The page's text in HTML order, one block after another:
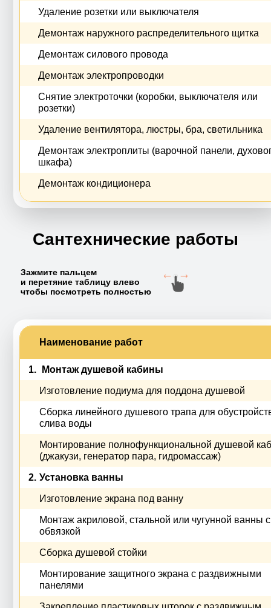
Удаление розетки или выключателя
Демонтаж наружного распределительного щитка
Демонтаж силового провода
Демонтаж электропроводки
Снятие электроточки (коробки, выключателя или
розетки)
Удаление вентилятора, люстры, бра, светильника
Демонтаж электроплиты (варочной панели,
шкафа)
Демонтаж кондиционера
Сантехнические работы
Зажмите пальцем
и перетяние таблицу влево
чтобы посмотреть полностью
Наименование работ
1. Монтаж душевой кабины
Изготовление подиума для поддона душевой
Сборка линейного душевого трапа для
слива воды
Монтирование полнофункциональной душевой
(джакузи, генератор пара, гидромассаж)
2. Установка ванны
Изготовление экрана под ванну
Монтаж акриловой, стальной или чугунной ванны с
обвязкой
Сборка душевой стойки
Монтирование защитного экрана с раздвижными
панелями